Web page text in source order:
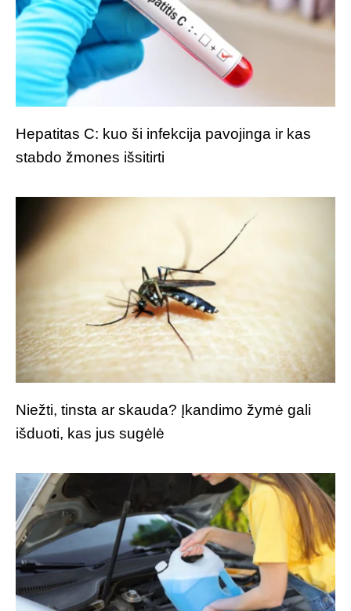
Hepatitas C: kuo ši infekcija pavojinga ir kas
stabdo žmones išsitirti
Niežti, tinsta ar skauda? Įkandimo žymė gali
išduoti, kas jus sugėlė